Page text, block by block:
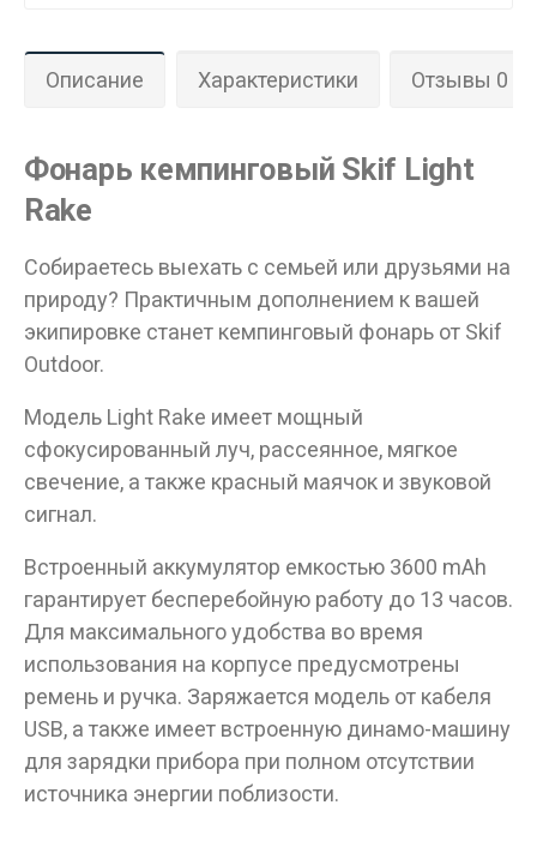
Описание Характеристики Отзывы 0
Фонарь кемпинговый Skif Light
Rake
Собираетесь выехать с семьей или друзьями на
природу? Практичным дополнением к вашей
экипировке станет кемпинговый фонарь от Skif
Outdoor.
Модель Light Rake имеет мощный
сфокусированный луч, рассеянное, мягкое
свечение, а также красный маячок и звуковой
сигнал.
Встроенный аккумулятор емкостью 3600 mAh
гарантирует бесперебойную работу до 13 часов.
Для максимального удобства во время
использования на корпусе предусмотрены
ремень и ручка. Заряжается модель от кабеля
USB, а также имеет встроенную динамо-машину
для зарядки прибора при полном отсутствии
источника энергии поблизости.
Данные товары продаются лицам,
Вам исполнилось 18 лет?